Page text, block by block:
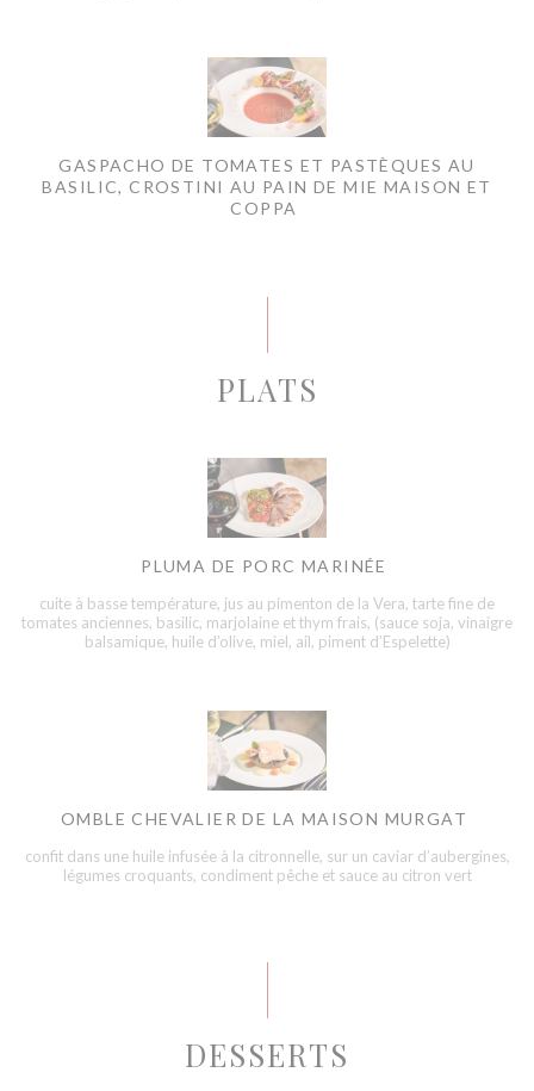
GASPACHO DE TOMATES ET PASTÈQUES AU
BASILIC, CROSTINI AU PAIN DE MIE MAISON ET
COPPA
PLATS
PLUMA DE PORC MARINÉE
cuite à basse température, jus au pimenton de la Vera, tarte fine de
tomates anciennes, basilic, marjolaine et thym frais, (sauce soja, vinaigre
balsamique, huile d’olive, miel, ail, piment d’Espelette)
OMBLE CHEVALIER DE LA MAISON MURGAT
confit dans une huile infusée à la citronnelle, sur un caviar d’aubergines,
légumes croquants, condiment pêche et sauce au citron vert
DESSERTS